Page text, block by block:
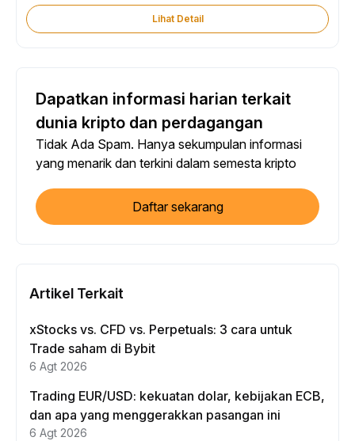
Lihat Detail
Dapatkan informasi harian terkait
dunia kripto dan perdagangan
Tidak Ada Spam. Hanya sekumpulan informasi
yang menarik dan terkini dalam semesta kripto
Daftar sekarang
Artikel Terkait
xStocks vs. CFD vs. Perpetuals: 3 cara untuk
Trade saham di Bybit
6 Agt 2026
Trading EUR/USD: kekuatan dolar, kebijakan ECB,
dan apa yang menggerakkan pasangan ini
6 Agt 2026